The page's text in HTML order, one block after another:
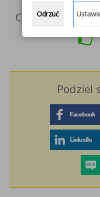
Czy artykuł był
Podziel
Odrzuć